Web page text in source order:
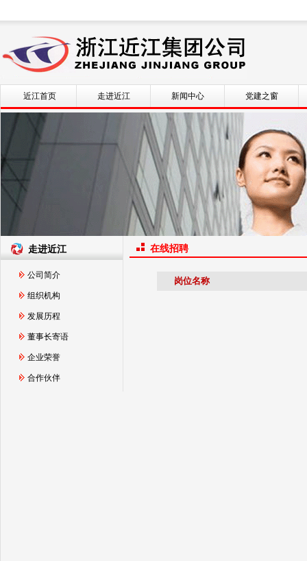
近江首页 走进近江 新闻中心 党建之窗
走进近江
公司简介
组织机构
发展历程
董事长寄语
企业荣誉
合作伙伴
在线招聘
岗位名称